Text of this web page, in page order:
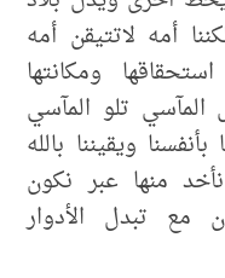
أمه لاتتيقن أمه
ومكانتها
المآسي تلو المآسي
ويقيننا بالله
منها عبر نكون
تبدل الأدوار